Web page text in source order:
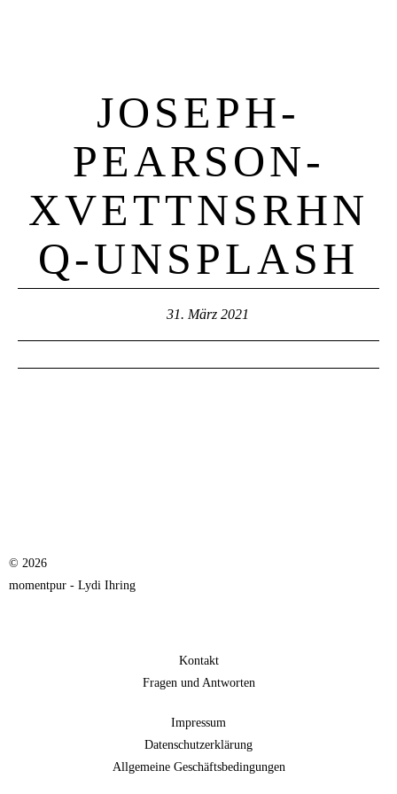
JOSEPH-
PEARSON-
XVETTNSRHN
Q-UNSPLASH
31. März 2021
© 2026
momentpur - Lydi Ihring
Kontakt
Fragen und Antworten
Impressum
Datenschutzerklärung
Allgemeine Geschäftsbedingungen